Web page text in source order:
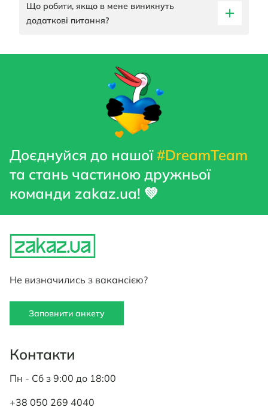
Що робити, якщо в мене виникнуть
додаткові питання?
Доєднуйся до нашої#DreamTeam
та стань частиною дружньої
команди zakaz.ua! 💚
Не визначились з вакансією?
Заповнити анкету
Контакти
Пн - Сб з 9:00 до 18:00
+38 050 269 4040